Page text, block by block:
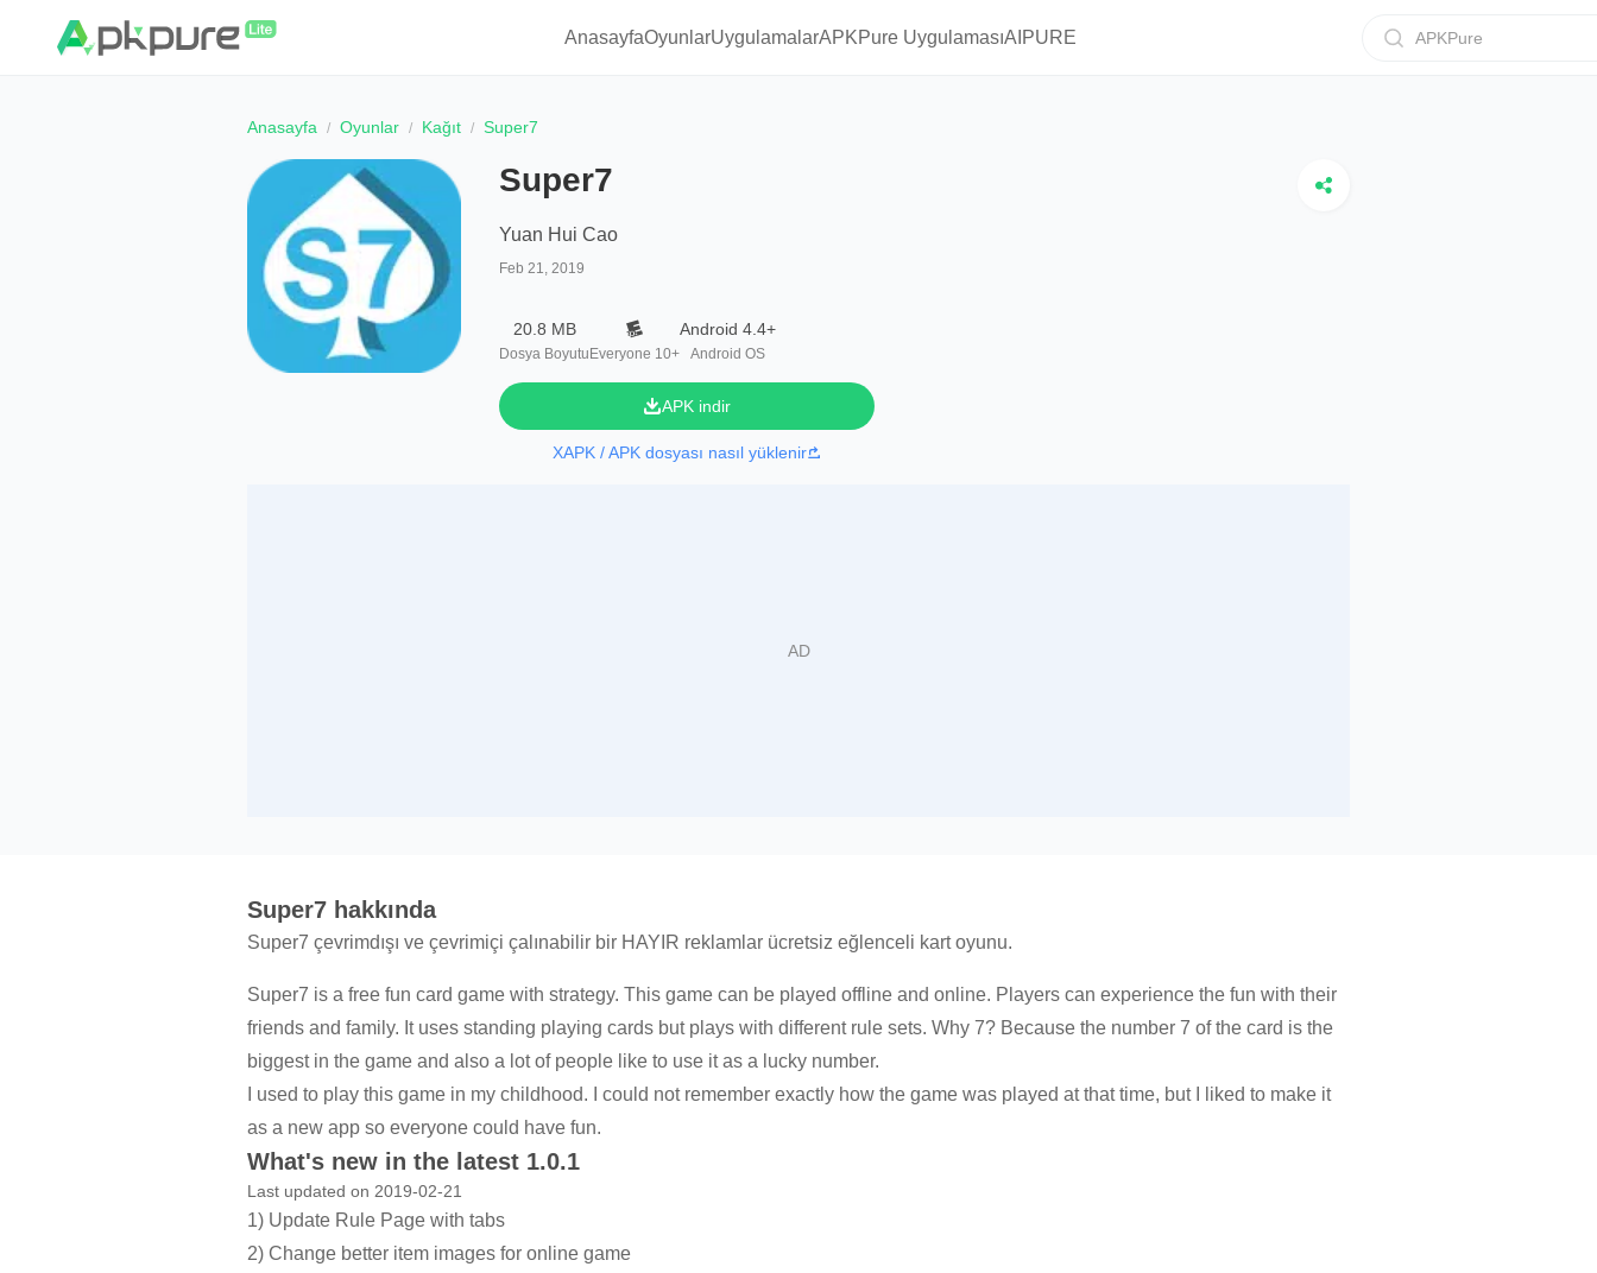
AnasayfaOyunlarUygulamalarAPKPure UygulamasıAIPURE APKPure
Anasayfa Oyunlar Kağıt Super7
Super7
Yuan Hui Cao
Feb 21, 2019
20.8 MB
Dosya Boyutu Everyone 10+
Android 4.4+
Android OS
APK indir
XAPK / APK dosyası nasıl yüklenir
Super7 hakkında
Super7 çevrimdışı ve çevrimiçi çalınabilir bir HAYIR reklamlar ücretsiz eğlenceli kart oyunu.
Super7 is a free fun card game with strategy. This game can be played offline and online. Players can experience the fun with their
friends and family. It uses standing playing cards but plays with different rule sets. Why 7? Because the number 7 of the card is the
biggest in the game and also a lot of people like to use it as a lucky number.
I used to play this game in my childhood. I could not remember exactly how the game was played at that time, but I liked to make it
as a new app so everyone could have fun.
What's new in the latest 1.0.1
Last updated on 2019-02-21
1) Update Rule Page with tabs
2) Change better item images for online game